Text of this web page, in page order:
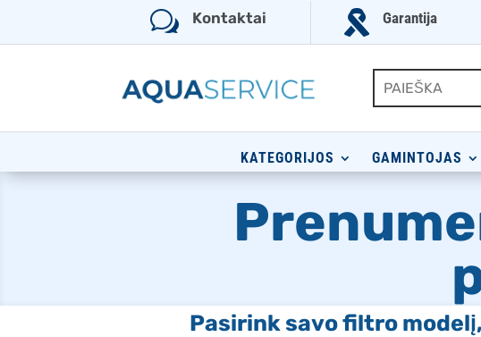
w Kontaktai  Garantija
KATEGORIJOS GAMINTOJAS
Pasirink savo filtro